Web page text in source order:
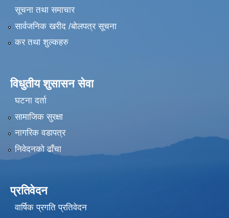
सूचना तथा समाचार
सार्वजनिक खरीद /बोलपत्र सूचना
कर तथा शुल्कहरु
विधुतीय शुसासन सेवा
घटना दर्ता
सामाजिक सुरक्षा
नागरिक वडापत्र
निवेदनको ढाँचा
प्रतिवेदन
वार्षिक प्रगति प्रतिवेदन